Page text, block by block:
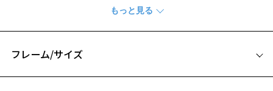
大き目のデザインがこなれた印象に。
かけ心地にこだわり、軽量で柔軟性に富んだ素材を使用しています。
豊富なカラー展開で幅広いスタイルと相性抜群。
シーズンレスにユニセックス(男女兼用)でお使いいただけます。
フレーム/サイズ